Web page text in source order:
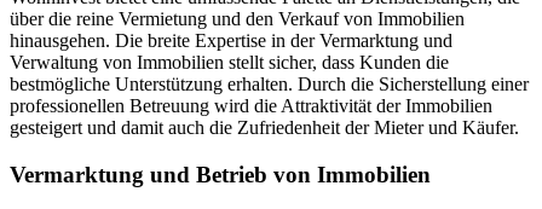
über die reine Vermietung und den Verkauf von Immobilien
hinausgehen. Die breite Expertise in der Vermarktung und
Verwaltung von Immobilien stellt sicher, dass Kunden die
bestmögliche Unterstützung erhalten. Durch die Sicherstellung einer
professionellen Betreuung wird die Attraktivität der Immobilien
gesteigert und damit auch die Zufriedenheit der Mieter und Käufer.
Vermarktung und Betrieb von Immobilien